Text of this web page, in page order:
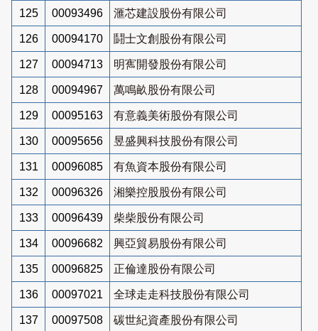
125 00093496 滙芯建設股份有限公司
126 00094170 鬪士文創股份有限公司
127 00094713 明寯開發股份有限公司
128 00094967 萬鳴畝股份有限公司
129 00095163 有意義美術股份有限公司
130 00095656 昱盛興科技股份有限公司
131 00096085 有魚資本股份有限公司
132 00096326 湘樂控股股份有限公司
133 00096439 柴柴股份有限公司
134 00096682 興亞貿易股份有限公司
135 00096825 正倫達股份有限公司
136 00097021 全球走走科技股份有限公司
137 00097508 碳世紀資產股份有限公司